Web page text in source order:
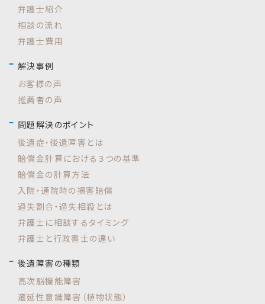
弁護士紹介
相談の流れ
弁護士費用
解決事例
お客様の声
推薦者の声
問題解決のポイント
後遺症・後遺障害とは
賠償金計算における３つの基準
賠償金の計算方法
入院・通院時の損害賠償
過失割合・過失相殺とは
弁護士に相談するタイミング
弁護士と行政書士の違い
後遺障害の種類
高次脳機能障害
遷延性意識障害（植物状態）